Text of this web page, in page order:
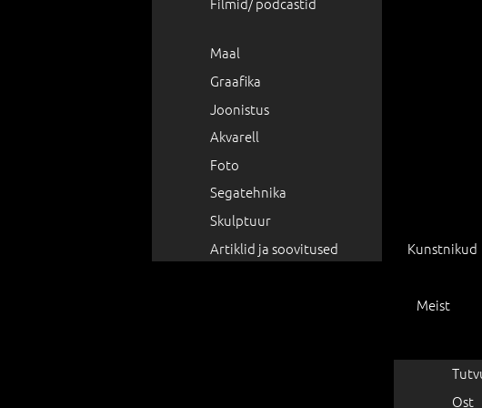
Maal
Graafika
Joonistus
Akvarell
Foto
Segatehnika
Skulptuur
Artiklid ja soovitused
Kunstnikud
Meist
Ost